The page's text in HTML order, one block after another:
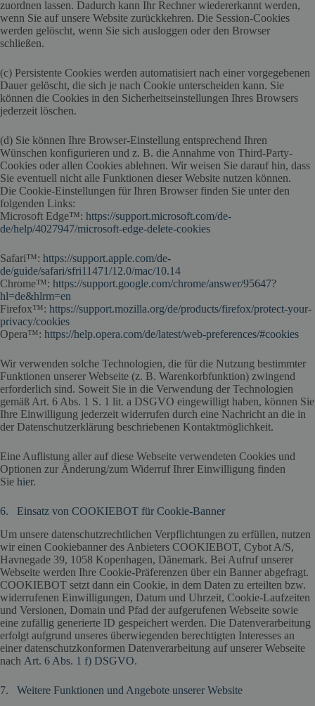
zuordnen lassen. Dadurch kann Ihr Rechner wiedererkannt werden,
wenn Sie auf unsere Website zurückkehren. Die Session-Cookies
werden gelöscht, wenn Sie sich ausloggen oder den Browser
schließen.
(c) Persistente Cookies werden automatisiert nach einer vorgegebenen
Dauer gelöscht, die sich je nach Cookie unterscheiden kann. Sie
können die Cookies in den Sicherheitseinstellungen Ihres Browsers
jederzeit löschen.
(d) Sie können Ihre Browser-Einstellung entsprechend Ihren
Wünschen konfigurieren und z. B. die Annahme von Third-Party-
Cookies oder allen Cookies ablehnen. Wir weisen Sie darauf hin, dass
Sie eventuell nicht alle Funktionen dieser Website nutzen können.
Die Cookie-Einstellungen für Ihren Browser finden Sie unter den
folgenden Links:
Microsoft Edge™: https://support.microsoft.com/de-
de/help/4027947/microsoft-edge-delete-cookies
Safari™: https://support.apple.com/de-
de/guide/safari/sfri11471/12.0/mac/10.14
Chrome™: https://support.google.com/chrome/answer/95647?
hl=de&hlrm=en
Firefox™: https://support.mozilla.org/de/products/firefox/protect-your-
privacy/cookies
Opera™: https://help.opera.com/de/latest/web-preferences/#cookies
Wir verwenden solche Technologien, die für die Nutzung bestimmter
Funktionen unserer Webseite (z. B. Warenkorbfunktion) zwingend
erforderlich sind. Soweit Sie in die Verwendung der Technologien
gemäß Art. 6 Abs. 1 S. 1 lit. a DSGVO eingewilligt haben, können Sie
Ihre Einwilligung jederzeit widerrufen durch eine Nachricht an die in
der Datenschutzerklärung beschriebenen Kontaktmöglichkeit.
Eine Auflistung aller auf diese Webseite verwendeten Cookies und
Optionen zur Änderung/zum Widerruf Ihrer Einwilligung finden
Sie hier.
6. Einsatz von COOKIEBOT für Cookie-Banner
Um unsere datenschutzrechtlichen Verpflichtungen zu erfüllen, nutzen
wir einen Cookiebanner des Anbieters COOKIEBOT, Cybot A/S,
Havnegade 39, 1058 Kopenhagen, Dänemark. Bei Aufruf unserer
Webseite werden Ihre Cookie-Präferenzen über ein Banner abgefragt.
COOKIEBOT setzt dann ein Cookie, in dem Daten zu erteilten bzw.
widerrufenen Einwilligungen, Datum und Uhrzeit, Cookie-Laufzeiten
und Versionen, Domain und Pfad der aufgerufenen Webseite sowie
eine zufällig generierte ID gespeichert werden. Die Datenverarbeitung
erfolgt aufgrund unseres überwiegenden berechtigten Interesses an
einer datenschutzkonformen Datenverarbeitung auf unserer Webseite
nach Art. 6 Abs. 1 f) DSGVO.
7. Weitere Funktionen und Angebote unserer Website